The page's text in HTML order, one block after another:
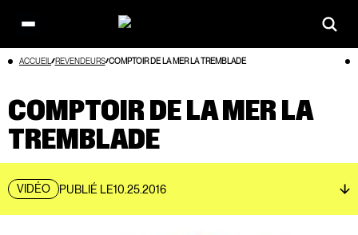
Aller
Open
main
menu
ACCUEIL REVENDEURS COMPTOIR DE LA MER LA TREMBLADE
COMPTOIR DE LA MER LA
TREMBLADE
VIDÉO PUBLIÉ LE10.25.2016